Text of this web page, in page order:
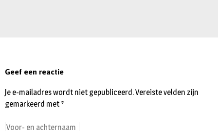
Geef een reactie
Je e-mailadres wordt niet gepubliceerd.Vereiste velden zijn
gemarkeerd met *